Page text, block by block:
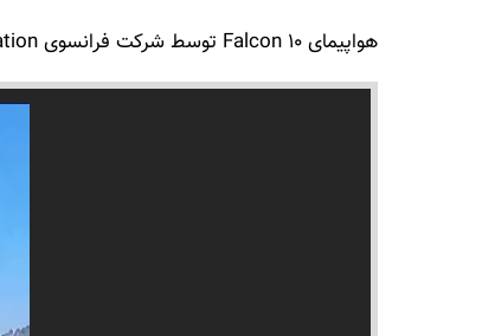
هواپیمای Falcon ۱۰ توسط شرکت فرانسوی Dassault Aviation در سال ۱۹۷۸ ساخته شد ./همشهری